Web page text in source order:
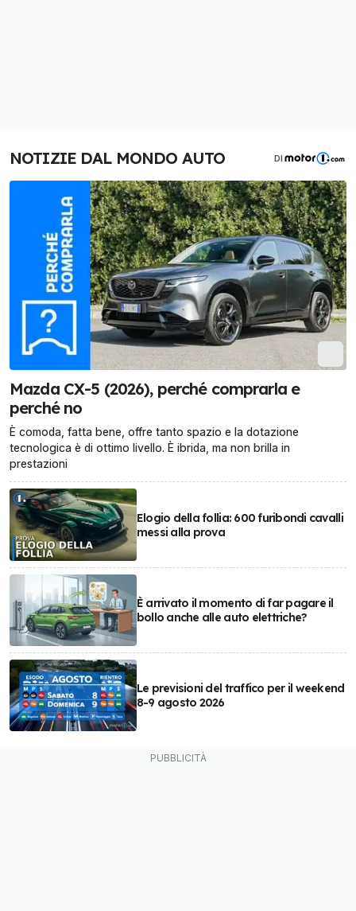
NOTIZIE DAL MONDO AUTO DI
Mazda CX-5 (2026), perché comprarla e
perché no
È comoda, fatta bene, offre tanto spazio e la dotazione
tecnologica è di ottimo livello. È ibrida, ma non brilla in
prestazioni
Elogio della follia: 600 furibondi cavalli
messi alla prova
È arrivato il momento di far pagare il
bollo anche alle auto elettriche?
Le previsioni del traffico per il weekend
8-9 agosto 2026